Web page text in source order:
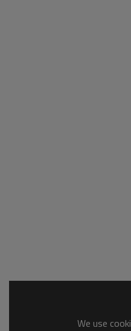
We use